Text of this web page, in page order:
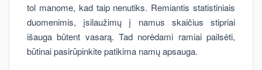
tol manome, kad taip nenutiks. Remiantis statistiniais
duomenimis, įsilaužimų į namus skaičius stipriai
išauga būtent vasarą. Tad norėdami ramiai pailsėti,
būtinai pasirūpinkite patikima namų apsauga.